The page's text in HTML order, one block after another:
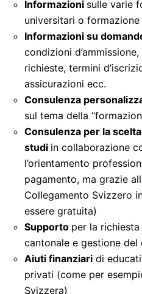
Informazioni sulle varie
universitari o
Informazioni su
condizioni
richieste, termini
assicurazioni ecc.
Consulenza
sul tema della
Consulenza per la
studi in collaborazione
l’orientamento
pagamento, ma grazie
Collegamento Svizzero
essere gratuita)
Supporto per la
cantonale e gestione del
Aiuti finanziari di
privati (come per
Svizzera)